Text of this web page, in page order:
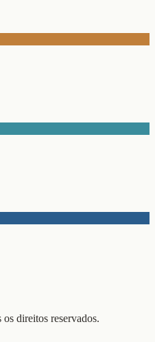
direitos reservados.